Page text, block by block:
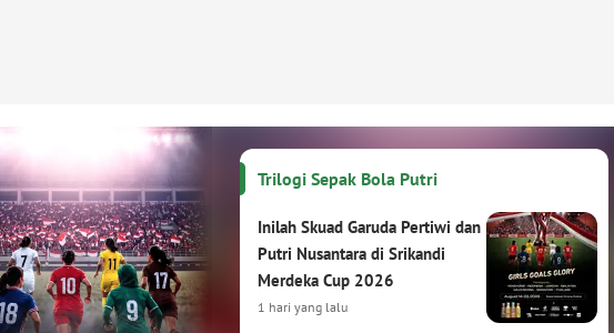
Trilogi Sepak Bola Putri
Inilah Skuad Garuda Pertiwi dan
Putri Nusantara di Srikandi
Merdeka Cup 2026
1 hari yang lalu